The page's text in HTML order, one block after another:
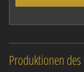
Hoffnung“.
besonderen
Produktionen des